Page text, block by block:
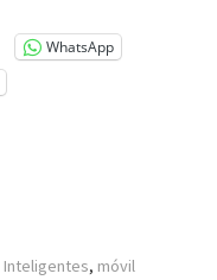
WhatsApp
Inteligentes, móvil